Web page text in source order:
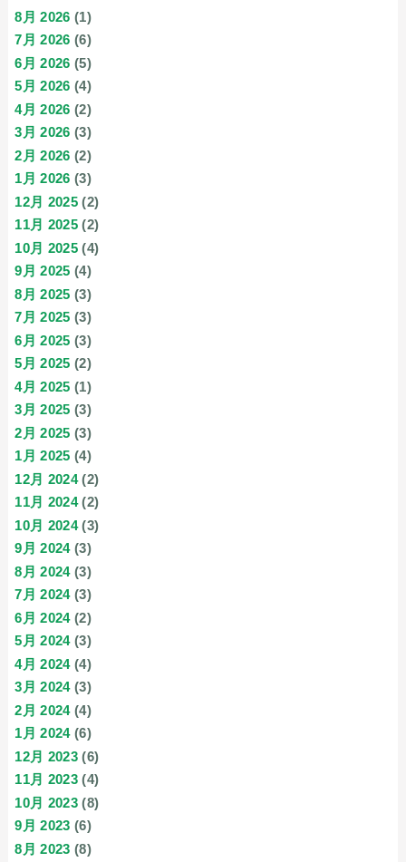
8月 2026 (1)
7月 2026 (6)
6月 2026 (5)
5月 2026 (4)
4月 2026 (2)
3月 2026 (3)
2月 2026 (2)
1月 2026 (3)
12月 2025 (2)
11月 2025 (2)
10月 2025 (4)
9月 2025 (4)
8月 2025 (3)
7月 2025 (3)
6月 2025 (3)
5月 2025 (2)
4月 2025 (1)
3月 2025 (3)
2月 2025 (3)
1月 2025 (4)
12月 2024(2)
11月 2024(2)
10月 2024(3)
9月 2024(3)
8月 2024(3)
7月 2024(3)
6月 2024(2)
5月 2024(3)
4月 2024(4)
3月 2024(3)
2月 2024(4)
1月 2024(6)
12月 2023 (6)
11月 2023 (4)
10月 2023 (8)
9月 2023 (6)
8月 2023 (8)